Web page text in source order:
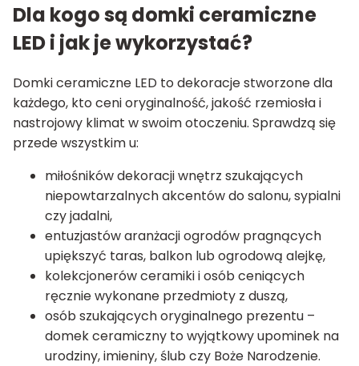
Dla kogo są domki ceramiczne
LED i jak je wykorzystać?
Domki ceramiczne LED to dekoracje stworzone dla
każdego, kto ceni oryginalność, jakość rzemiosła i
nastrojowy klimat w swoim otoczeniu. Sprawdzą się
przede wszystkim u:
miłośników dekoracji wnętrz szukających
niepowtarzalnych akcentów do salonu, sypialni
czy jadalni,
entuzjastów aranżacji ogrodów pragnących
upiększyć taras, balkon lub ogrodową alejkę,
kolekcjonerów ceramiki i osób ceniących
ręcznie wykonane przedmioty z duszą,
osób szukających oryginalnego prezentu –
domek ceramiczny to wyjątkowy upominek na
urodziny, imieniny, ślub czy Boże Narodzenie.